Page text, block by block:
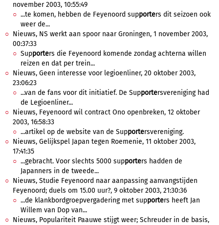
november 2003, 10:55:49
...te komen, hebben de Feyenoord supporters dit seizoen ook
weer de...
Nieuws, NS werkt aan spoor naar Groningen, 1 november 2003,
00:37:33
Supporters die Feyenoord komende zondag achterna willen
reizen en dat per trein...
Nieuws, Geen interesse voor legioenliner, 20 oktober 2003,
23:06:23
...van de fans voor dit initiatief. De Supportersvereniging had
de Legioenliner...
Nieuws, Feyenoord wil contract Ono openbreken, 12 oktober
2003, 16:58:33
...artikel op de website van de Supportersvereniging.
Nieuws, Gelijkspel Japan tegen Roemenie, 11 oktober 2003,
17:41:35
...gebracht. Voor slechts 5000 supporters hadden de
Japanners in de tweede...
Nieuws, Studie Feyenoord naar aanpassing aanvangstijden
Feyenoord; duels om 15.00 uur?, 9 oktober 2003, 21:30:36
...de klankbordgroepvergadering met supporters heeft Jan
Willem van Dop van...
Nieuws, Populariteit Paauwe stijgt weer; Schreuder in de basis,